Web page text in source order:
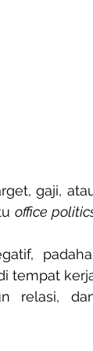
gaji,
tempat
relasi,